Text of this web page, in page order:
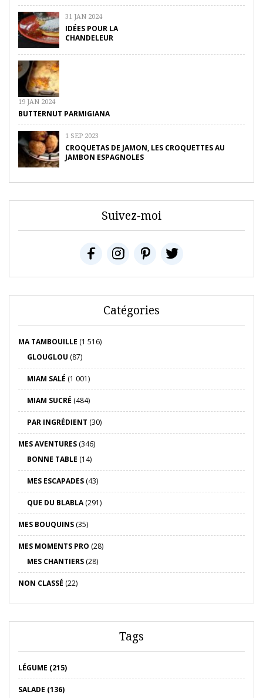
31 JAN 2024
IDÉES POUR LA
CHANDELEUR
19 JAN 2024
BUTTERNUT PARMIGIANA
1 SEP 2023
CROQUETAS DE JAMON, LES CROQUETTES AU
JAMBON ESPAGNOLES
Suivez-moi
Catégories
MA TAMBOUILLE (1 516)
GLOUGLOU (87)
MIAM SALÉ (1 001)
MIAM SUCRÉ (484)
PAR INGRÉDIENT (30)
MES AVENTURES (346)
BONNE TABLE (14)
MES ESCAPADES (43)
QUE DU BLABLA(291)
MES BOUQUINS (35)
MES MOMENTS PRO (28)
MES CHANTIERS (28)
NON CLASSÉ (22)
Tags
LÉGUME (215)
SALADE (136)